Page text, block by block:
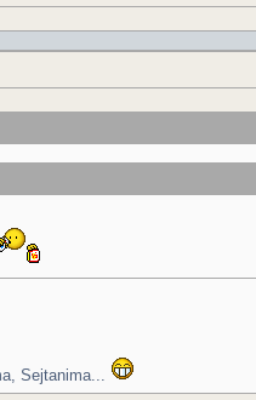
Sejtanima...